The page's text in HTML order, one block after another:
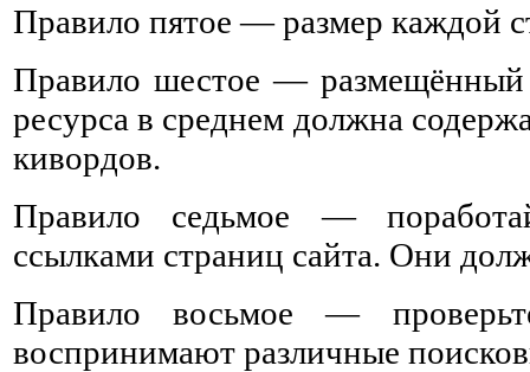
Правило пятое — размер каждой
Правило шестое — размещённый
ресурса в среднем должна
кивордов.
Правило седьмое —
ссылками страниц сайта. Они
Правило восьмое —
воспринимают различные